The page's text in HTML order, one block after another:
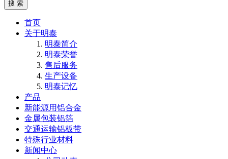
首页
关于明泰
明泰简介
明泰荣誉
售后服务
生产设备
明泰记忆
产品
新能源用铝合金
金属包装铝箔
交通运输铝板带
特殊行业材料
新闻中心